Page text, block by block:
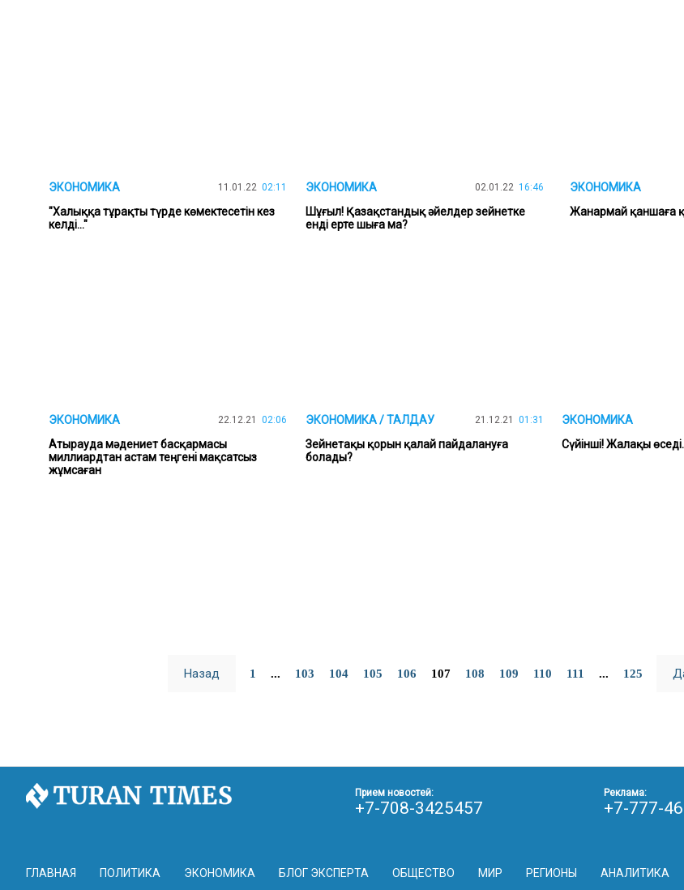
ЭКОНОМИКА 11.01.22 02:11
"Халыққа тұрақты түрде көмектесетін кез
келді..."
ЭКОНОМИКА 02.01.22 16:46
Шұғыл! Қазақстандық әйелдер зейнетке
енді ерте шыға ма?
ЭКОНОМИКА
Жанармай қаншаға
ЭКОНОМИКА 22.12.21 02:06
Атырауда мәдениет басқармасы
миллиардтан астам теңгені мақсатсыз
жұмсаған
ЭКОНОМИКА / ТАЛДАУ 21.12.21 01:31
Зейнетақы қорын қалай пайдалануға
болады?
ЭКОНОМИКА
Сүйінші! Жалақы
Назад 1 ... 103 104 105 106 107 108 109 110 111 ... 125
ГЛАВНАЯ ПОЛИТИКА ЭКОНОМИКА БЛОГ ЭКСПЕРТА ОБЩЕСТВО МИР РЕГИОНЫ АНАЛИТИКА
Прием новостей:
+7-708-3425457
Реклама:
+7-777-